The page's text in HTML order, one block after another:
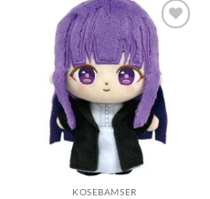
Legg til i
ønskeliste
KOSEBAMSER